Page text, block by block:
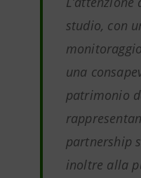
studio, con
una
patrimonio
partnership
inoltre alla